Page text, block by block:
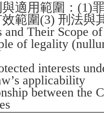
適用範圍：(1)
範圍(3) 刑法與
and Their Scope
of legality
interests
applicability
between the